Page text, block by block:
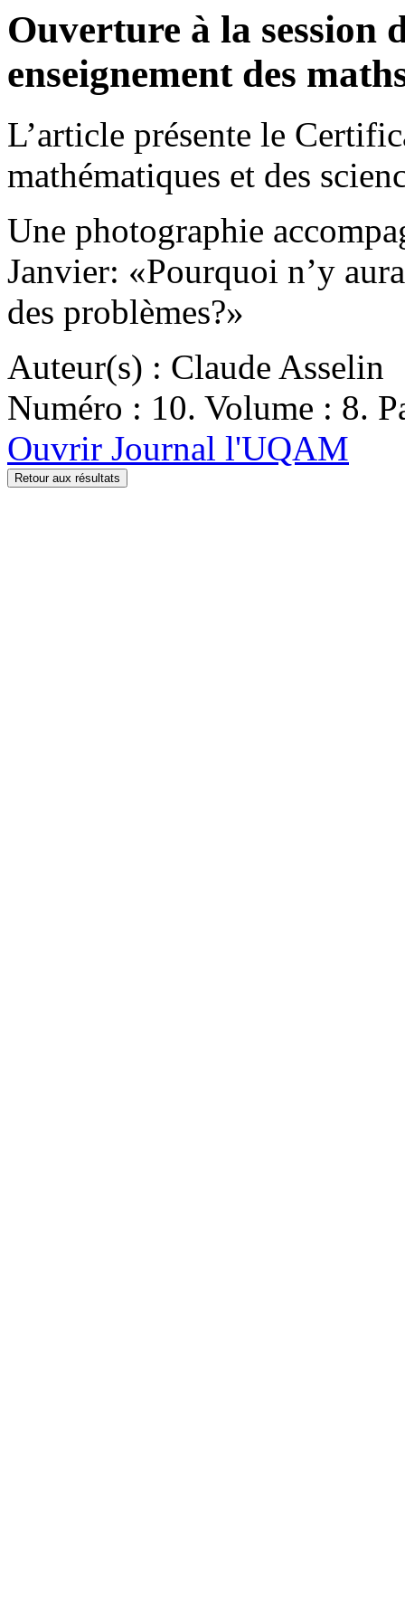
Ouverture à la session
enseignement des
L’article présente le
mathématiques et des
Une photographie
Janvier: «Pourquoi n’y
des problèmes?»
Auteur(s) : Claude Asselin
Numéro : 10. Volume : 8.
Ouvrir Journal l'UQAM
Retour aux résultats